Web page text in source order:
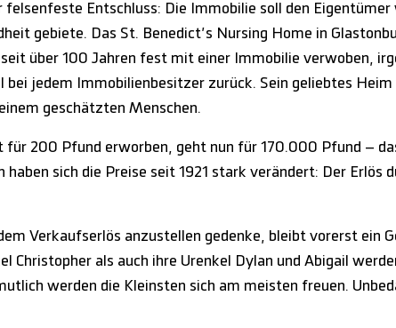
felsenfeste Entschluss: Die Immobilie soll den
gebiete. Das St. Benedict’s Nursing Home in
über 100 Jahren fest mit einer Immobilie verwoben,
bei jedem Immobilienbesitzer zurück. Sein geliebtes
geschätzten Menschen.
für 200 Pfund erworben, geht nun für 170.000 Pfund –
haben sich die Preise seit 1921 stark verändert: Der
Verkaufserlös anzustellen gedenke, bleibt vorerst ein
Christopher als auch ihre Urenkel Dylan und Abigail
werden die Kleinsten sich am meisten freuen.